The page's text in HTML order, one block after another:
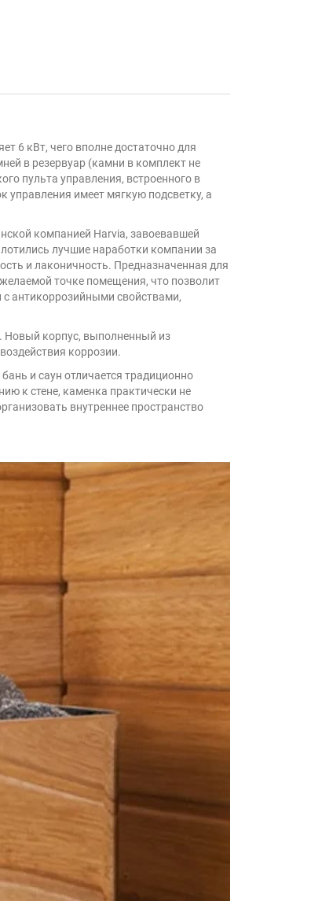
6 кВт, чего вполне достаточно для
в резервуар (камни в комплект не
пульта управления, встроенного в
имеет мягкую подсветку, а
компанией Harvia, завоевавшей
лучшие наработки компании за
и лаконичность. Предназначенная для
точке помещения, что позволит
с антикоррозийными свойствами,
Новый корпус, выполненный из
коррозии.
и саун отличается традиционно
к стене, каменка практически не
внутреннее пространство